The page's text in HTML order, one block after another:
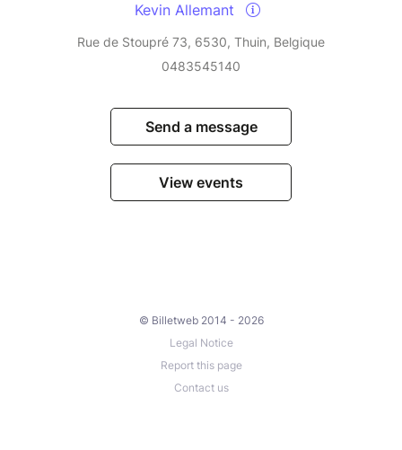
Kevin Allemant
Rue de Stoupré 73, 6530, Thuin, Belgique
0483545140
Send a message
View events
© Billetweb 2014 - 2026
Legal Notice
Report this page
Contact us